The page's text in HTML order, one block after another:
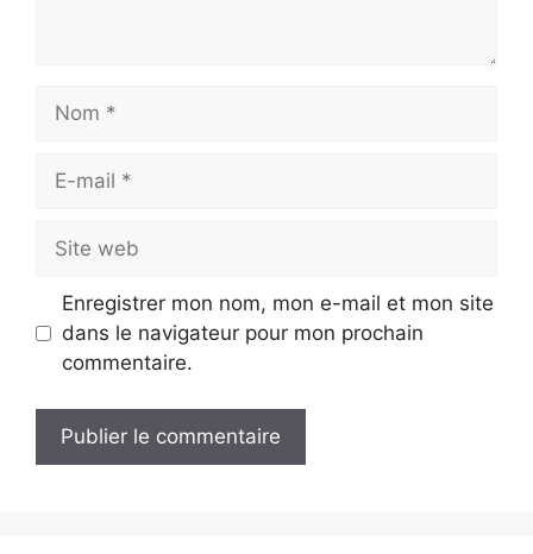
Nom
Site
web
Enregistrer mon nom, mon e-mail et mon site
dans le navigateur pour mon prochain
commentaire.